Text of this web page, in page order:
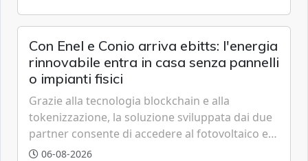
Con Enel e Conio arriva ebitts: l'energia
rinnovabile entra in casa senza pannelli
o impianti fisici
Grazie alla tecnologia blockchain e alla
tokenizzazione, la soluzione sviluppata dai due
partner consente di accedere al fotovoltaico e
all'eolico ottenendo risparmi diretti in bolletta,
06-08-2026